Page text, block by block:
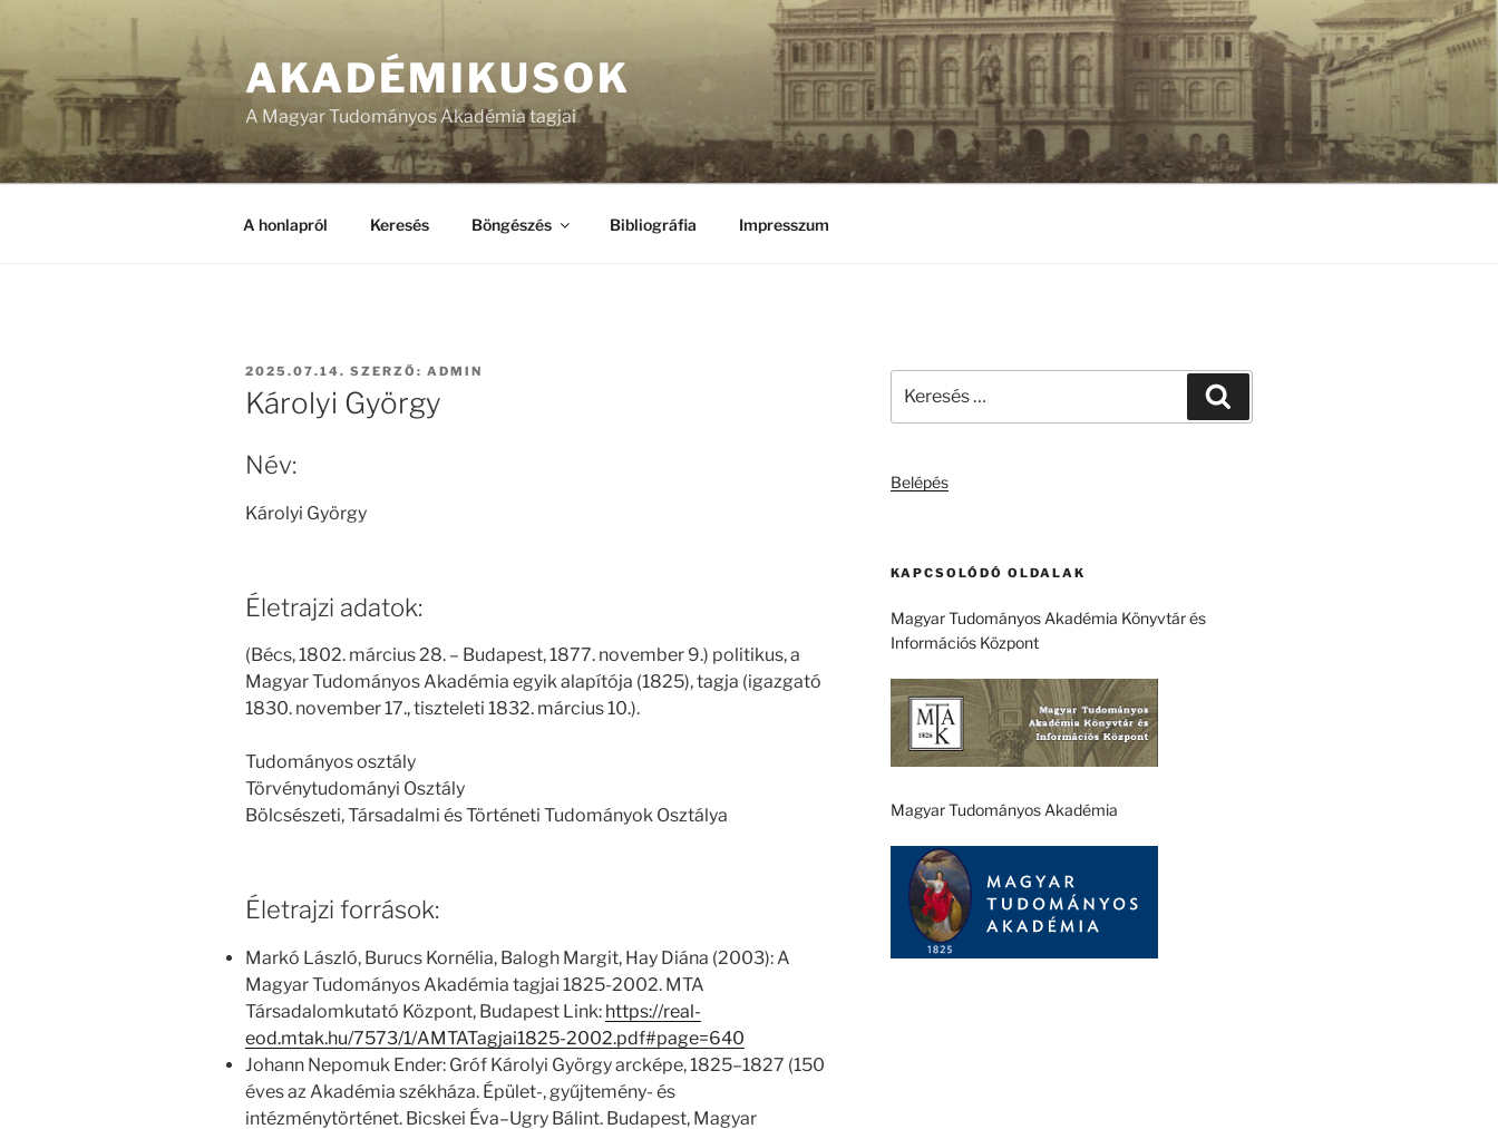
AKADÉMIKUSOK
A Magyar Tudományos Akadémia tagjai
A honlapról Keresés Böngészés Bibliográfia Impresszum
BEKÜLDVE:
2025.07.14. SZERZŐ: ADMIN
Károlyi György
Név:
Károlyi György
Életrajzi adatok:
(Bécs, 1802. március 28. – Budapest, 1877. november 9.) politikus, a
Magyar Tudományos Akadémia egyik alapítója (1825), tagja (igazgató
1830. november 17., tiszteleti 1832. március 10.).
Tudományos osztály
Törvénytudományi Osztály
Bölcsészeti, Társadalmi és Történeti Tudományok Osztálya
Életrajzi források:
Markó László, Burucs Kornélia, Balogh Margit, Hay Diána (2003): A
Magyar Tudományos Akadémia tagjai 1825-2002. MTA
Társadalomkutató Központ, Budapest Link: https://real-
eod.mtak.hu/7573/1/AMTATagjai1825-2002.pdf#page=640
Johann Nepomuk Ender: Gróf Károlyi György arcképe, 1825–1827 (150
éves az Akadémia székháza. Épület-, gyűjtemény- és
intézménytörténet. Bicskei Éva–Ugry Bálint. Budapest, Magyar
következő
Belépés
KAPCSOLÓDÓ OLDALAK
Magyar Tudományos Akadémia Könyvtár és
Információs Központ
Magyar Tudományos Akadémia